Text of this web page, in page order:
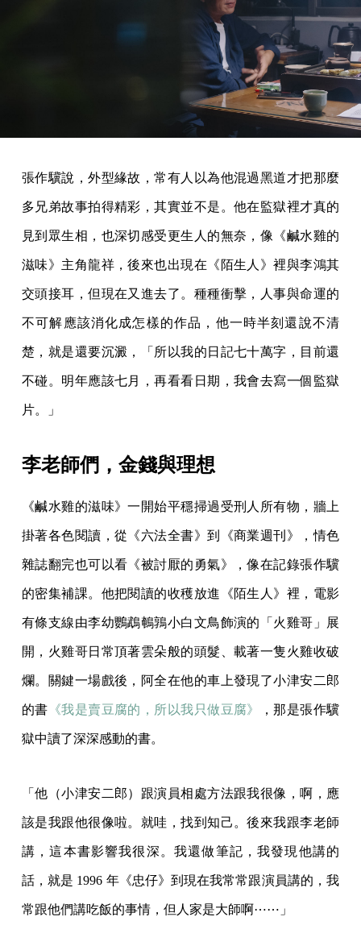
張作驥說，外型緣故，常有人以為他混過黑道才把那麼
多兄弟故事拍得精彩，其實並不是。他在監獄裡才真的
見到眾生相，也深切感受更生人的無奈，像《鹹水雞的
滋味》主角龍祥，後來也出現在《陌生人》裡與李鴻其
交頭接耳，但現在又進去了。種種衝擊，人事與命運的
不可解應該消化成怎樣的作品，他一時半刻還說不清
楚，就是還要沉澱，「所以我的日記七十萬字，目前還
不碰。明年應該七月，再看看日期，我會去寫一個監獄
片。」
李老師們，金錢與理想
《鹹水雞的滋味》一開始平穩掃過受刑人所有物，牆上
掛著各色閱讀，從《六法全書》到《商業週刊》，情色
雜誌翻完也可以看《被討厭的勇氣》，像在記錄張作驥
的密集補課。他把閱讀的收穫放進《陌生人》裡，電影
有條支線由李幼鸚鵡鵪鶉小白文鳥飾演的「火雞哥」展
開，火雞哥日常頂著雲朵般的頭髮、載著一隻火雞收破
爛。關鍵一場戲後，阿全在他的車上發現了小津安二郎
的書 《我是賣豆腐的，所以我只做豆腐》 ，那是張作驥
獄中讀了深深感動的書。
「他（小津安二郎）跟演員相處方法跟我很像，啊，應
該是我跟他很像啦。就哇，找到知己。後來我跟李老師
講，這本書影響我很深。我還做筆記，我發現他講的
話，就是 1996 年《忠仔》到現在我常常跟演員講的，我
常跟他們講吃飯的事情，但人家是大師啊⋯⋯」